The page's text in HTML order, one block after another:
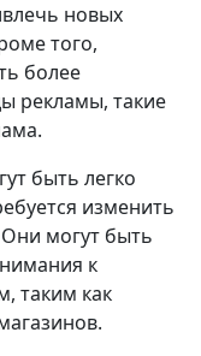
новых
того,
более
рекламы, такие
быть легко
изменить
могут быть
к
таким как